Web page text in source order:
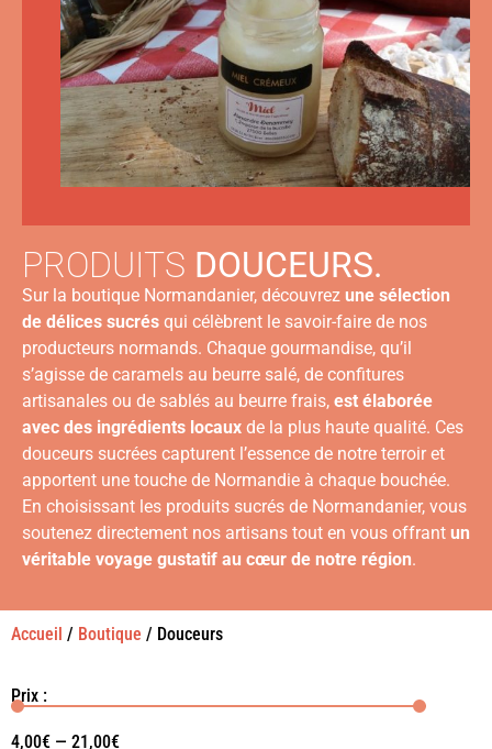
PRODUITS DOUCEURS.
Sur la boutique Normandanier, découvrez une sélection
de délices sucrés qui célèbrent le savoir-faire de nos
producteurs normands. Chaque gourmandise, qu’il
s’agisse de caramels au beurre salé, de confitures
artisanales ou de sablés au beurre frais, est élaborée
avec des ingrédients locaux de la plus haute qualité. Ces
douceurs sucrées capturent l’essence de notre terroir et
apportent une touche de Normandie à chaque bouchée.
En choisissant les produits sucrés de Normandanier, vous
soutenez directement nos artisans tout en vous offrant un
véritable voyage gustatif au cœur de notre région.
Accueil / Boutique / Douceurs
Prix :
4,00€ — 21,00€